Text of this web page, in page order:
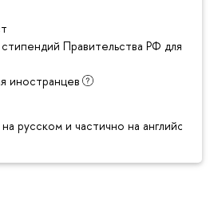
Правительства РФ для
иностранцев
русском и частично на английском